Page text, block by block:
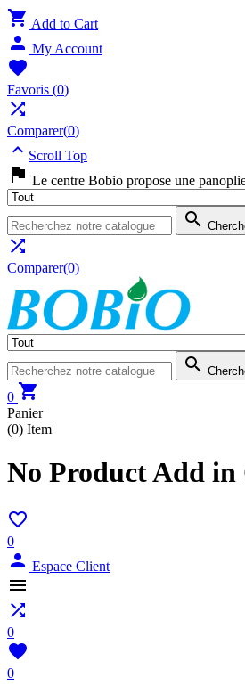
 Add to Cart
 My Account

Favoris (0)

Comparer(0)
 Scroll Top
 Le centre Bobio propose une


Comparer(0)

0 
Panier
(0) Item
No Product Add

0
 Espace Client


0

0